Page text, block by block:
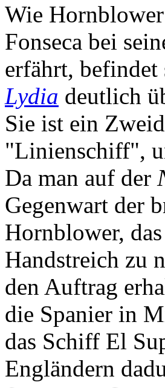
Wie
Fonseca bei
erfährt, befindet
Lydia deutlich
Sie ist ein
"Linienschiff",
Da man auf der
Gegenwart der
Hornblower,
Handstreich zu
den Auftrag
die Spanier in
das Schiff El
Engländern